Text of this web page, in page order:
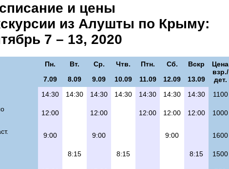
и цены
из Алушты по Крыму:
7 – 13, 2020
Пн. Вт. Ср. Чтв. Птн. Сб. Вскр
Цена
взр./
дет.
7.09 8.09 9.09 10.09 11.09 12.09
13.09
14:30 14:30 14:30 14:30 14:30 14:30 14:30
1100
12:00 12:00 12:00 12:00 12:00 1000
9:00 9:00 9:00 1600
8:15 8:15 8:15
1500